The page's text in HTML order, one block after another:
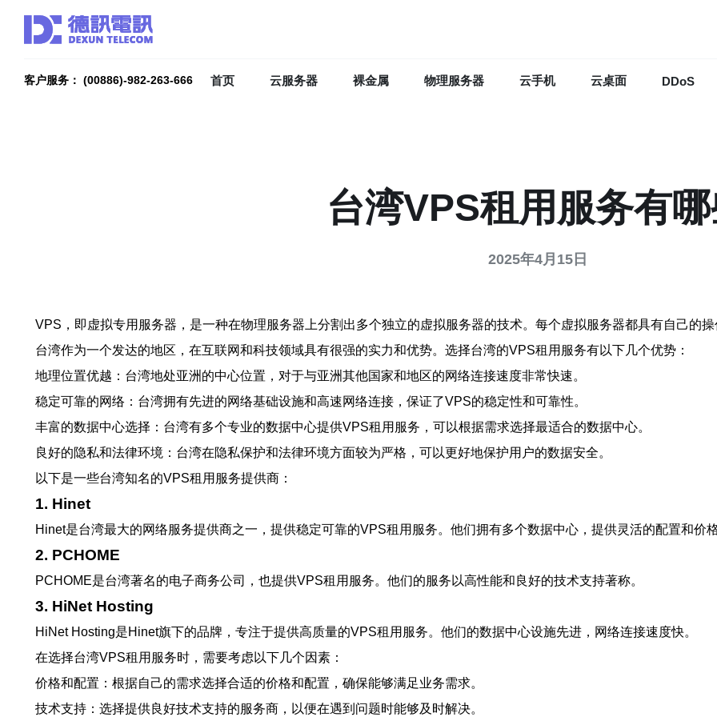
客户服务： (00886)-982-263-666 首页 云服务器 裸金属 物理服务器 云手机 云桌面 DDoS
台湾VPS租用服务有
2025年4月15日
VPS，即虚拟专用服务器，是一种在物理服务器上分割出多个独立的虚拟服务器的技术。每个虚拟服务器都具有自己的
台湾作为一个发达的地区，在互联网和科技领域具有很强的实力和优势。选择台湾的VPS租用服务有以下几个优势：
地理位置优越：台湾地处亚洲的中心位置，对于与亚洲其他国家和地区的网络连接速度非常快速。
稳定可靠的网络：台湾拥有先进的网络基础设施和高速网络连接，保证了VPS的稳定性和可靠性。
丰富的数据中心选择：台湾有多个专业的数据中心提供VPS租用服务，可以根据需求选择最适合的数据中心。
良好的隐私和法律环境：台湾在隐私保护和法律环境方面较为严格，可以更好地保护用户的数据安全。
以下是一些台湾知名的VPS租用服务提供商：
1. Hinet
Hinet是台湾最大的网络服务提供商之一，提供稳定可靠的VPS租用服务。他们拥有多个数据中心，提供灵活的配置和价
2. PCHOME
PCHOME是台湾著名的电子商务公司，也提供VPS租用服务。他们的服务以高性能和良好的技术支持著称。
3. HiNet Hosting
HiNet Hosting是Hinet旗下的品牌，专注于提供高质量的VPS租用服务。他们的数据中心设施先进，网络连接速度快。
在选择台湾VPS租用服务时，需要考虑以下几个因素：
价格和配置：根据自己的需求选择合适的价格和配置，确保能够满足业务需求。
技术支持：选择提供良好技术支持的服务商，以便在遇到问题时能够及时解决。